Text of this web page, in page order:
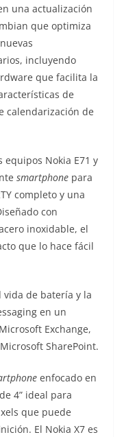
una actualización
que optimiza
incluyendo
que facilita la
de
calendarización de
equipos Nokia E71 y
smartphone para
completo y una
con
inoxidable, el
que lo hace fácil
vida de batería y la
en un
Exchange,
SharePoint.
enfocado en
4” ideal para
que puede
El Nokia X7 es